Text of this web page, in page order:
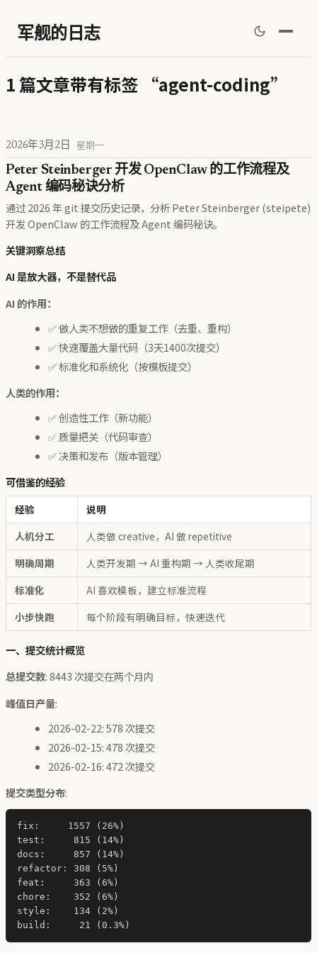
军舰的日志
1 篇文章带有标签 “agent-coding”
2026年3月2日 星期一
Peter Steinberger 开发 OpenClaw 的工作流程及
Agent 编码秘诀分析
通过 2026 年 git 提交历史记录，分析 Peter Steinberger (steipete)
开发 OpenClaw 的工作流程及 Agent 编码秘诀。
关键洞察总结
AI 是放大器，不是替代品
AI 的作用：
✅ 做人类不想做的重复工作（去重、重构）
✅ 快速覆盖大量代码（3天1400次提交）
✅ 标准化和系统化（按模板提交）
人类的作用：
✅ 创造性工作（新功能）
✅ 质量把关（代码审查）
✅ 决策和发布（版本管理）
可借鉴的经验
经验
说明
人机分工
人类做 creative，AI 做 repetitive
明确周期
人类开发期 → AI 重构期 → 人类收尾期
标准化
AI 喜欢模板，建立标准流程
小步快跑
每个阶段有明确目标，快速迭代
一、提交统计概览
总提交数: 8443 次提交在两个月内
峰值日产量:
2026-02-22: 578 次提交
2026-02-15: 478 次提交
2026-02-16: 472 次提交
提交类型分布:
fix:     1557 (26%)
test:     815 (14%)
docs:     857 (14%)
refactor: 308 (5%)
feat:     363 (6%)
chore:    352 (6%)
style:    134 (2%)